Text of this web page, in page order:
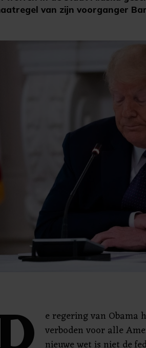
van zijn voorganger
e regering van Obama
verboden voor alle